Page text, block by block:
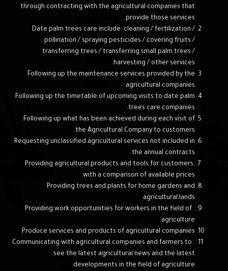
through contracting with the agricultural companies that
provide those services.
Date palm trees care include: cleaning / fertilization /
pollination / spraying pesticides / covering fruits /
transferring trees / transferring small palm trees /
harvesting / other services.
Following up the maintenance services provided by the
agricultural companies.
Following up the timetable of upcoming visits to date palm
trees care companies.
Following up what has been achieved during each visit of
the Agricultural Company to customers.
Requesting unclassified agricultural services not included in
the annual contracts.
Providing agricultural products and tools for customers,
with a comparison of available prices.
Providing trees and plants for home gardens and
agricultural lands.
. Providing work opportunities for workers in the field of
agriculture.
Produce services and products of agricultural companies.
. Communicating with agricultural companies and farmers to
see the latest agricultural news and the latest
developments in the field of agriculture.